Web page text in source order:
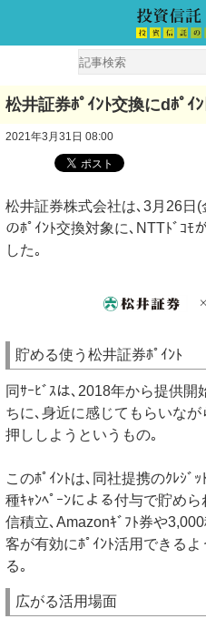
松井証券ﾎﾟｲﾝﾄ交換にdﾎﾟｲ
2021年3月31日 08:00
松井証券株式会社は､3月26日(
のﾎﾟｲﾝﾄ交換対象に､NTTﾄﾞｺﾓ
した｡
貯める使う松井証券ﾎﾟｲﾝﾄ
同ｻｰﾋﾞｽは､2018年から提供
ちに､身近に感じてもらいな
押ししようというもの｡
このﾎﾟｲﾝﾄは､同社提携のｸﾚｼﾞ
種ｷｬﾝﾍﾟｰﾝによる付与で貯め
信積立､Amazonｷﾞﾌﾄ券や
客が有効にﾎﾟｲﾝﾄ活用できる
る｡
広がる活用場面